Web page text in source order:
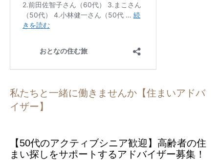
私たちと一緒に働きませんか【住まいアドバ
イザー】
【50代のアクティブシニア歓迎】高齢者の住
まい探しをサポートするアドバイザー募集！